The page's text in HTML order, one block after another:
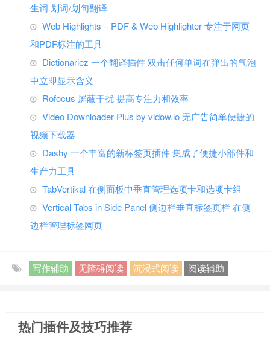
生词 划词/划句翻译
Web Highlights – PDF & Web Highlighter 专注于网页
和PDF标注的工具
Dictionariez 一个翻译插件 双击任何单词在弹出的气泡
中立即显示含义
Rofocus 屏蔽干扰 提高专注力和效率
Video Downloader Plus by vidow.io 无广告简单便捷的
视频下载器
Dashy 一个丰富的新标签页插件 集成了便捷小部件和
生产力工具
TabVertikal 在侧面板中垂直管理选项卡和选项卡组
Vertical Tabs in Side Panel 侧边栏垂直标签页栏 在侧
边栏管理标签网页
写作辅助 无障碍阅读 沉浸式阅读 阅读辅助
热门插件及技巧推荐